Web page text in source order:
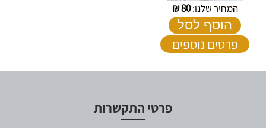
המחיר שלנו:80
₪
הוסף לסל
פרטים נוספים
פרטי התקשרות